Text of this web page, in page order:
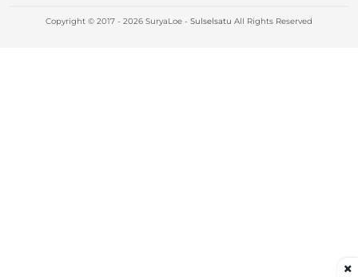
Copyright © 2017 - 2026 SuryaLoe - Sulselsatu All Rights Reserved
×